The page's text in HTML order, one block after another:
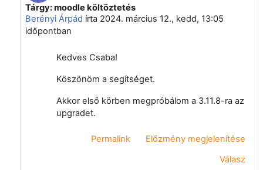
Válasz erre: Vágvölgyi Csaba
Tárgy: moodle költöztetés
Berényi Árpád írta 2024. március 12., kedd, 13:05
időpontban
Kedves Csaba!
Köszönöm a segítséget.
Akkor első körben megpróbálom a 3.11.8-ra az
upgradet.
Permalink
Előzmény megjelenítése
Válasz